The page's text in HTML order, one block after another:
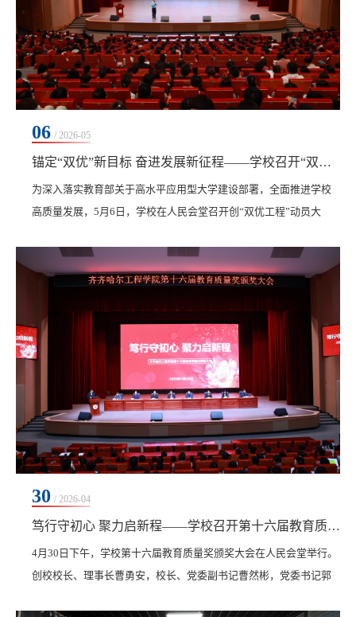
06 / 2026-05
锚定“双优”新目标 奋进发展新征程——学校召开“双优工程”动员大会
为深入落实教育部关于高水平应用型大学建设部署，全面推进学校
高质量发展，5月6日，学校在人民会堂召开创“双优工程”动员大
书记、副校长陈景鑫主持，全体教工与学生代表齐聚一堂，凝聚共
识、鼓足干劲，共同吹响创建“办学能力优质、服务区域经济社会发
“双优工程”的政策内涵，回顾了学校25年产教融...
30 / 2026-04
笃行守初心 聚力启新程——学校召开第十六届教育质量奖颁奖大会
4月30日下午，学校第十六届教育质量奖颁奖大会在人民会堂举行。
创校校长、理事长曹勇安，校长、党委副书记曹然彬，党委书记郭